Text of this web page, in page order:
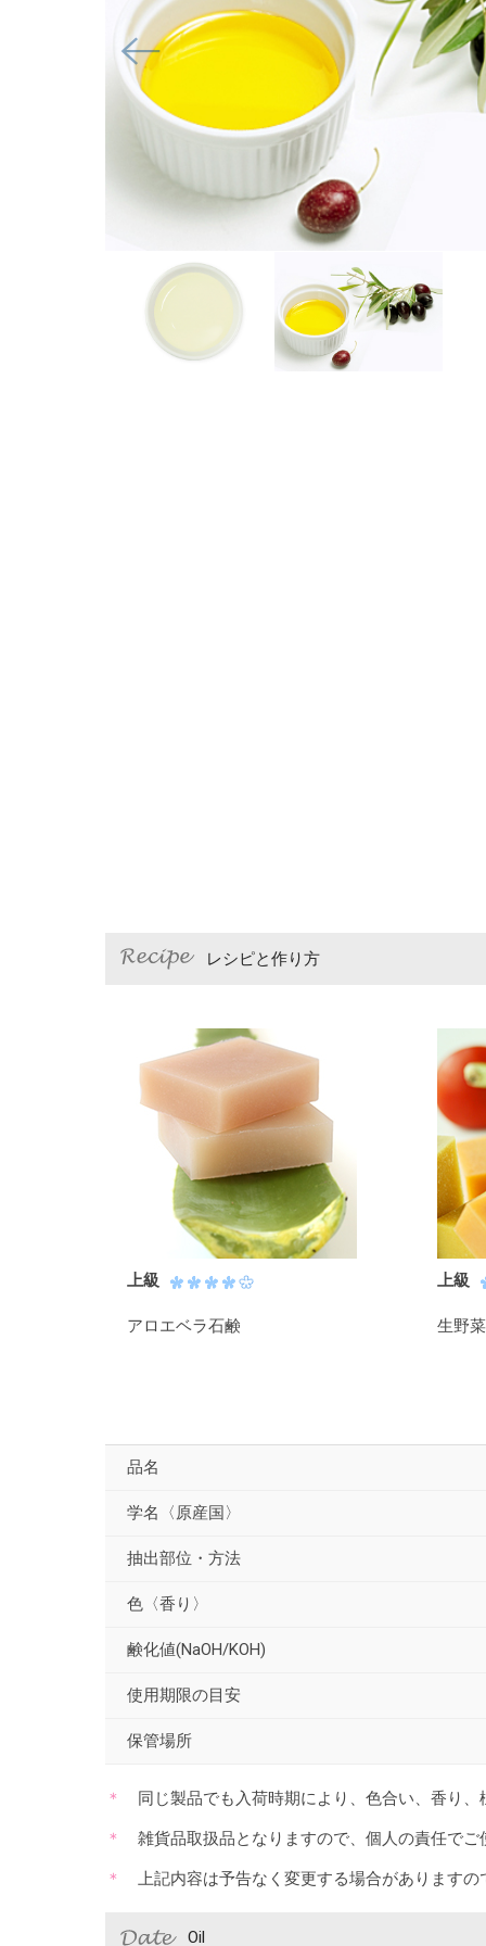
レシピと作り方
上級
アロエベラ石鹸
上級
生野
品名
学名〈原産国〉
抽出部位・方法
色〈香り〉
鹸化値(NaOH/KOH)
使用期限の目安
保管場所
同じ製品でも入荷時期により、色合い、香り、
雑貨品取扱品となりますので、個人の責任でご
上記内容は予告なく変更する場合がありますの
Oil